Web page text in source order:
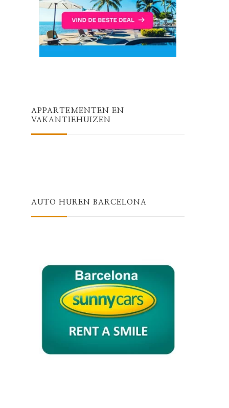
APPARTEMENTEN EN
VAKANTIEHUIZEN
AUTO HUREN BARCELONA